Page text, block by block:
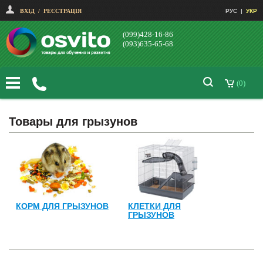
ВХІД / РЕЄСТРАЦІЯ РУС | УКР
(099)428-16-86
(093)635-65-68
(0)
Товары для грызунов
КОРМ ДЛЯ ГРЫЗУНОВ
КЛЕТКИ ДЛЯ
ГРЫЗУНОВ